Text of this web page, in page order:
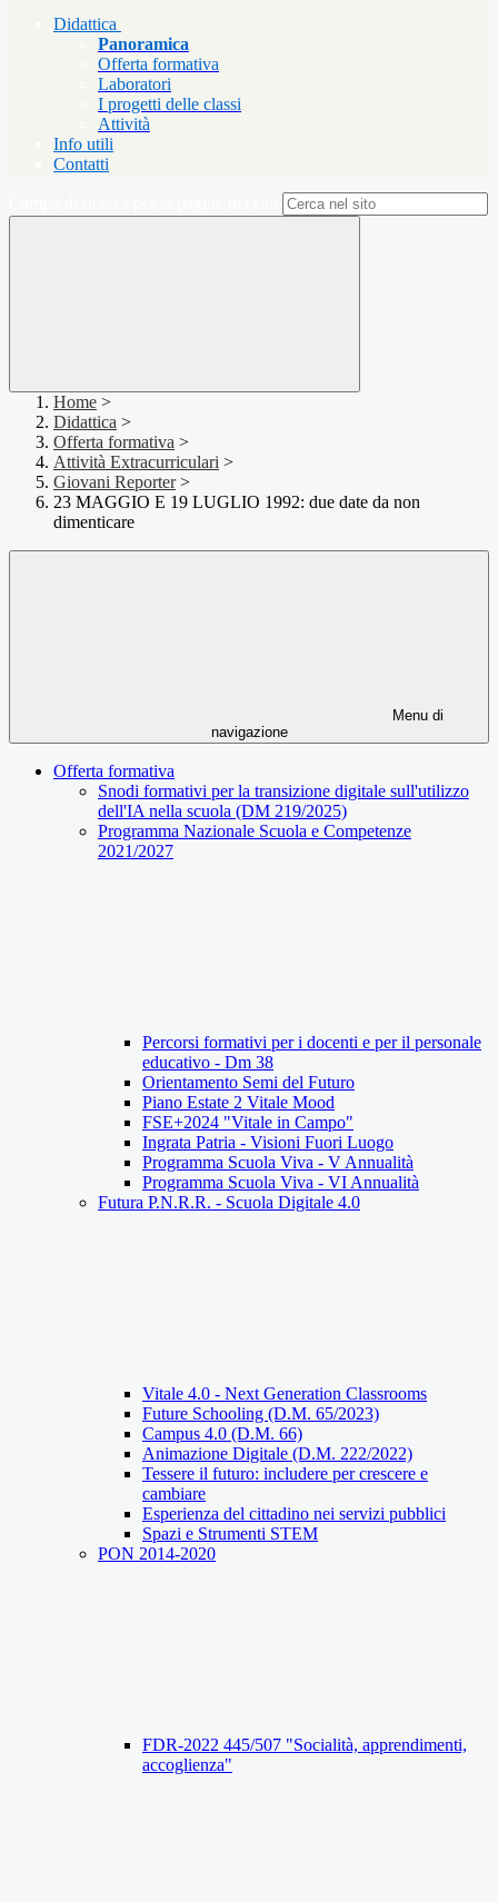
Didattica
Panoramica
Offerta formativa
Laboratori
I progetti delle classi
Attività
Info utili
Contatti
Home >
Didattica >
Offerta formativa >
Attività Extracurriculari >
Giovani Reporter >
23 MAGGIO E 19 LUGLIO 1992: due date da non
dimenticare
Menu di
navigazione
Offerta formativa
Snodi formativi per la transizione digitale sull'utilizzo
dell'IA nella scuola (DM 219/2025)
Programma Nazionale Scuola e Competenze
2021/2027
Percorsi formativi per i docenti e per il personale
educativo - Dm 38
Orientamento Semi del Futuro
Piano Estate 2 Vitale Mood
FSE+2024 "Vitale in Campo"
Ingrata Patria - Visioni Fuori Luogo
Programma Scuola Viva - V Annualità
Programma Scuola Viva - VI Annualità
Futura P.N.R.R. - Scuola Digitale 4.0
Vitale 4.0 - Next Generation Classrooms
Future Schooling (D.M. 65/2023)
Campus 4.0 (D.M. 66)
Animazione Digitale (D.M. 222/2022)
Tessere il futuro: includere per crescere e
cambiare
Esperienza del cittadino nei servizi pubblici
Spazi e Strumenti STEM
PON 2014-2020
FDR-2022 445/507 "Socialità, apprendimenti,
accoglienza"